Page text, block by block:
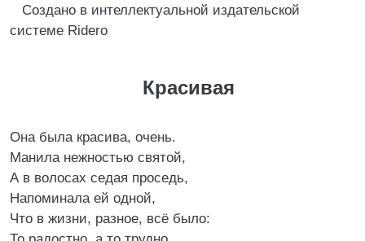
Создано в интеллектуальной издательской
системе Ridero
Красивая
Она была красива, очень.
Манила нежностью святой,
А в волосах седая проседь,
Напоминала ей одной,
Что в жизни, разное, всё было: